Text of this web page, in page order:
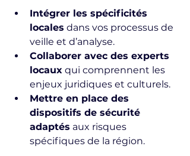
Intégrer les spécificités
locales dans vos processus de
veille et d’analyse.
Collaborer avec des experts
locaux qui comprennent les
enjeux juridiques et culturels.
Mettre en place des
dispositifs de sécurité
adaptés aux risques
spécifiques de la région.